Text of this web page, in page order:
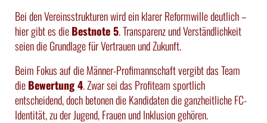
Bei den Vereinsstrukturen wird ein klarer Reformwille deutlich –
hier gibt es dieBestnote 5. Transparenz und Verständlichkeit
seien die Grundlage für Vertrauen und Zukunft.
Beim Fokus auf die Männer-Profimannschaft vergibt das Team
dieBewertung 4. Zwar sei das Profiteam sportlich
entscheidend, doch betonen die Kandidaten die ganzheitliche FC-
Identität, zu der Jugend, Frauen und Inklusion gehören.